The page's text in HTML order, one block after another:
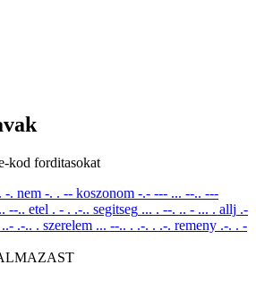
kod forditasokat
-. nem -. . -- koszonom -.- --- ... --.. ---
--.. etel . - . .-.. segitseg ... . --. .. - ... . allj .-
.-.. . szerelem ... --.. . .-. . .-. remeny .-. . -